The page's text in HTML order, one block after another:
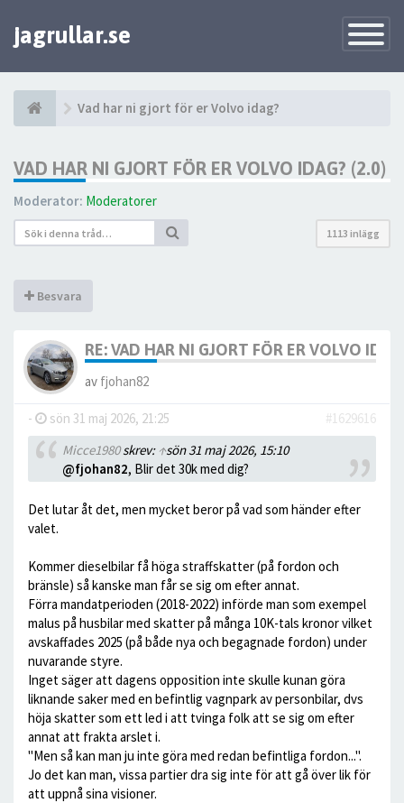
Toggle
jagrullar.se
Vad har ni gjort för er Volvo idag?
VAD HAR NI GJORT FÖR ER VOLVO IDAG? (2.0)
Moderator: Moderatorer
1113 inlägg
Besvara
RE: VAD HAR NI GJORT FÖR ER VOLVO
av fjohan82
- sön 31 maj 2026, 21:25
#1629616
Micce1980skrev: ↑sön 31 maj 2026, 15:10
@fjohan82, Blir det 30k med dig?
Det lutar åt det, men mycket beror på vad som händer efter
valet.
Kommer dieselbilar få höga straffskatter (på fordon och
bränsle) så kanske man får se sig om efter annat.
Förra mandatperioden (2018-2022) införde man som exempel
malus på husbilar med skatter på många 10K-tals kronor vilket
avskaffades 2025 (på både nya och begagnade fordon) under
nuvarande styre.
Inget säger att dagens opposition inte skulle kunan göra
liknande saker med en befintlig vagnpark av personbilar, dvs
höja skatter som ett led i att tvinga folk att se sig om efter
annat att frakta arslet i.
"Men så kan man ju inte göra med redan befintliga fordon...".
Jo det kan man, vissa partier dra sig inte för att gå över lik för
att uppnå sina visioner.